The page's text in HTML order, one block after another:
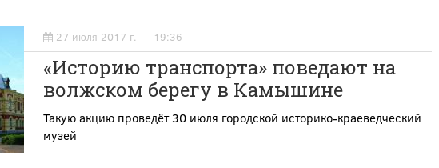
27 июля 2017 г. — 19:36
«Историю транспорта» поведают на
волжском берегу в Камышине
Такую акцию проведёт 30 июля городской историко-краеведческий
музей